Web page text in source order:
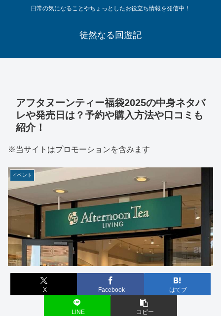
日常の気になることやちょっとしたお役立ち情報を発信中！
徒然なる回遊記
アフタヌーンティー福袋2025の中身ネタバ
レや発売日は？予約や購入方法や口コミも
紹介！
※当サイトはプロモーションを含みます
イベント
X Facebook はてブ
LINE コピー